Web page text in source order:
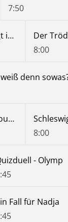
7:50
Der Trödeltrupp - Das Geld liegt im Keller
8:00
weiß denn
Hamburg Journal
8:00
- Olymp
Fall für Nadja